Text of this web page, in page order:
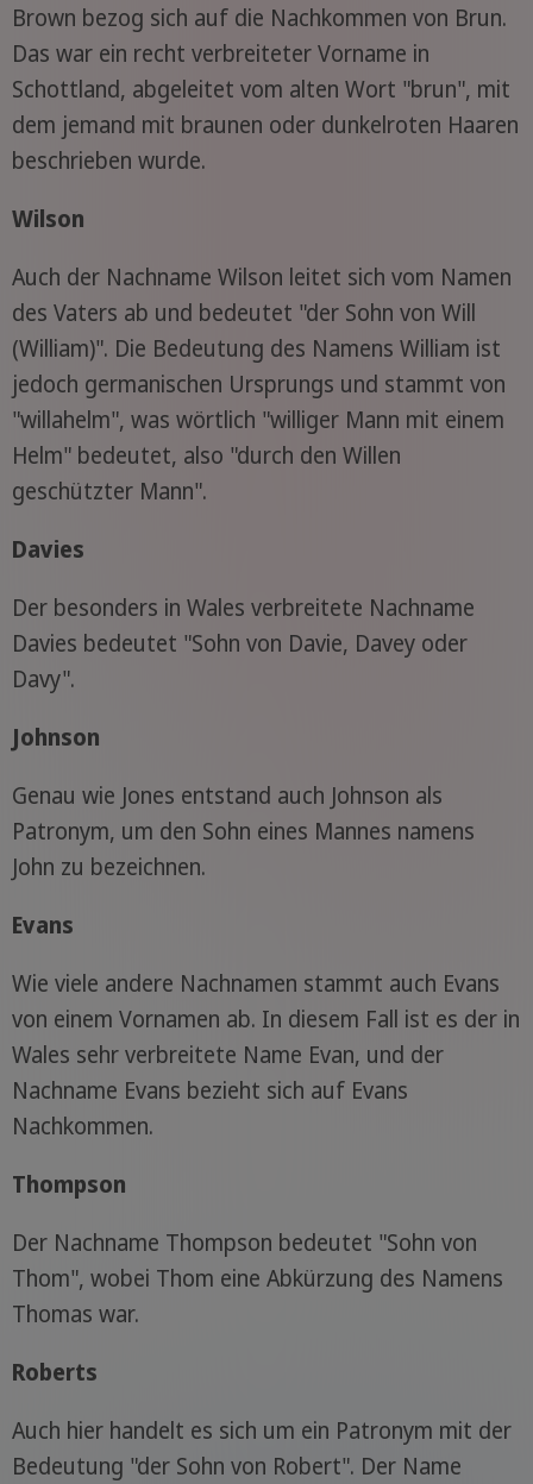
Brown bezog sich auf die Nachkommen von Brun.
Das war ein recht verbreiteter Vorname in
Schottland, abgeleitet vom alten Wort "brun", mit
dem jemand mit braunen oder dunkelroten Haaren
beschrieben wurde.
Wilson
Auch der Nachname Wilson leitet sich vom Namen
des Vaters ab und bedeutet "der Sohn von Will
(William)". Die Bedeutung des Namens William ist
jedoch germanischen Ursprungs und stammt von
"willahelm", was wörtlich "williger Mann mit einem
Helm" bedeutet, also "durch den Willen
geschützter Mann".
Davies
Der besonders in Wales verbreitete Nachname
Davies bedeutet "Sohn von Davie, Davey oder
Davy".
Johnson
Genau wie Jones entstand auch Johnson als
Patronym, um den Sohn eines Mannes namens
John zu bezeichnen.
Evans
Wie viele andere Nachnamen stammt auch Evans
von einem Vornamen ab. In diesem Fall ist es der in
Wales sehr verbreitete Name Evan, und der
Nachname Evans bezieht sich auf Evans
Nachkommen.
Thompson
Der Nachname Thompson bedeutet "Sohn von
Thom", wobei Thom eine Abkürzung des Namens
Thomas war.
Roberts
Auch hier handelt es sich um ein Patronym mit der
Bedeutung "der Sohn von Robert". Der Name